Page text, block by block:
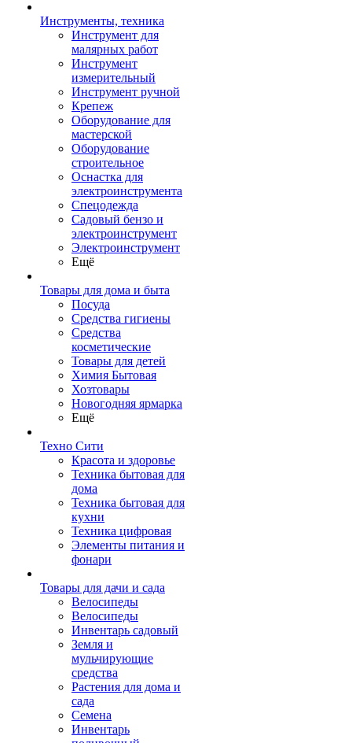
Инструменты, техника
Инструмент для
малярных работ
Инструмент
измерительный
Инструмент ручной
Крепеж
Оборудование для
мастерской
Оборудование
строительное
Оснастка для
электроинструмента
Спецодежда
Садовый бензо и
электроинструмент
Электроинструмент
Ещё
Товары для дома и быта
Посуда
Средства гигиены
Средства
косметические
Товары для детей
Химия Бытовая
Хозтовары
Новогодняя ярмарка
Ещё
Техно Сити
Красота и здоровье
Техника бытовая для
дома
Техника бытовая для
кухни
Техника цифровая
Элементы питания и
фонари
Товары для дачи и сада
Велосипеды
Велосипеды
Инвентарь садовый
Земля и
мульчирующие
средства
Растения для дома и
сада
Семена
Инвентарь